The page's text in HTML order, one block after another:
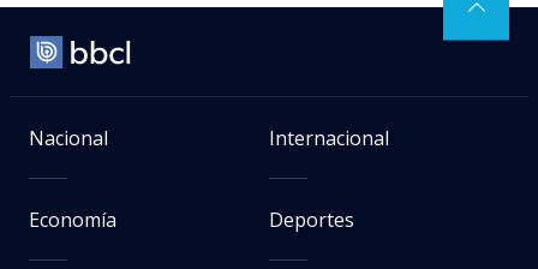
Nacional Internacional
Economía Deportes